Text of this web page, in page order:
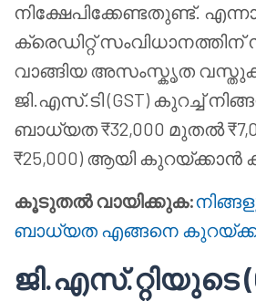
നിക്ഷേപിക്കേണ്ടതുണ്ട്.
ക്രെഡിറ്റ് സംവിധാനത്തിന്
വാങ്ങിയ അസംസ്കൃത
ജി.എസ്.ടി (GST) കുറച്ച്
ബാധ്യത ₹32,000 മുതൽ
₹25,000) ആയി കുറയ്ക്കാൻ
കൂടുതൽ വായിക്കുക:
ബാധ്യത എങ്ങനെ
ജി.എസ്.റ്റിയുടെ